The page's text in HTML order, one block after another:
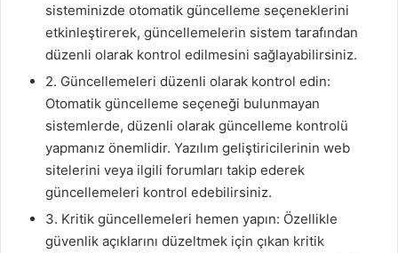
sisteminizde otomatik güncelleme seçeneklerini
etkinleştirerek, güncellemelerin sistem tarafından
düzenli olarak kontrol edilmesini sağlayabilirsiniz.
2. Güncellemeleri düzenli olarak kontrol edin:
Otomatik güncelleme seçeneği bulunmayan
sistemlerde, düzenli olarak güncelleme kontrolü
yapmanız önemlidir. Yazılım geliştiricilerinin web
sitelerini veya ilgili forumları takip ederek
güncellemeleri kontrol edebilirsiniz.
3. Kritik güncellemeleri hemen yapın: Özellikle
güvenlik açıklarını düzeltmek için çıkan kritik